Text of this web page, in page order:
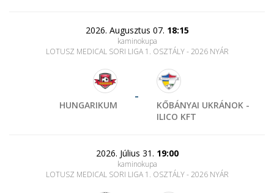
2026. Augusztus 07. 18:15
kaminokupa
LOTUSZ MEDICAL SORI LIGA 1. OSZTÁLY - 2026 NYÁR
HUNGARIKUM
-
KŐBÁNYAI UKRÁNOK -
ILICO KFT
2026. Július 31. 19:00
kaminokupa
LOTUSZ MEDICAL SORI LIGA 1. OSZTÁLY - 2026 NYÁR